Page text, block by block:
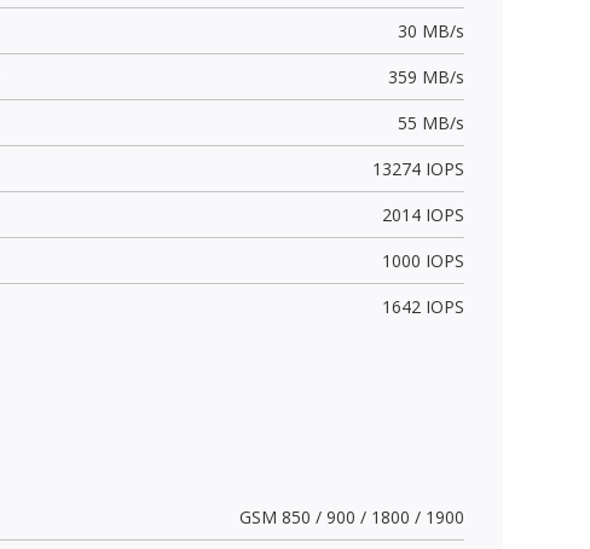
30 MB/s
359 MB/s
55 MB/s
13274 IOPS
2014 IOPS
1000 IOPS
1642 IOPS
GSM 850 / 900 / 1800 / 1900